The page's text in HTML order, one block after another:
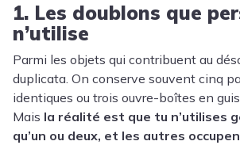
1. Les doublons que
n’utilise
Parmi les objets qui contribuent au
duplicata. On conserve souvent cinq
identiques ou trois ouvre-boîtes en
Mais la réalité est que tu n’utilises
qu’un ou deux, et les autres